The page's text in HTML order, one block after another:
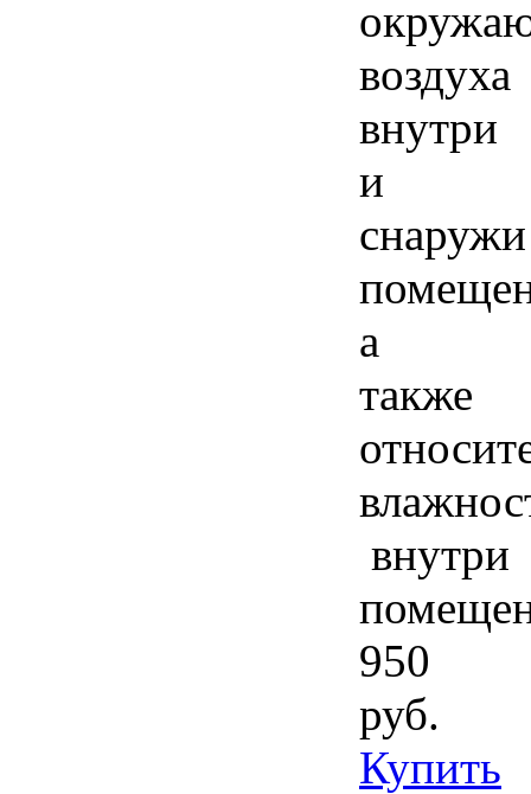
воздуха
внутри
и
снаружи
а
также
внутри
950
руб.
Купить